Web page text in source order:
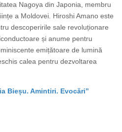
Nagoya din Japonia, membru
a Moldovei. Hiroshi Amano este
descoperirile sale revoluționare
și anume pentru
emițătoare de lumină
calea pentru dezvoltarea
Bieșu. Amintiri. Evocări”